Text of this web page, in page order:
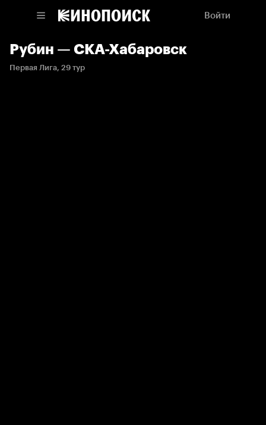
Войти
Рубин — СКА-Хабаровск
Первая Лига, 29 тур